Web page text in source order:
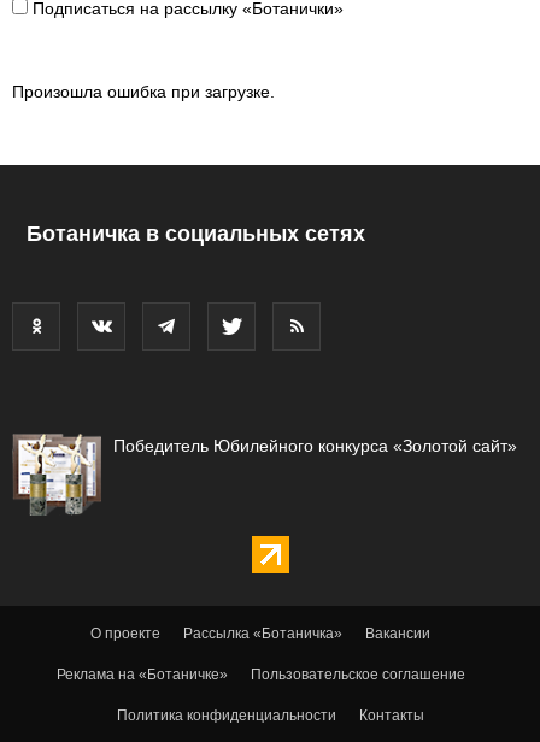
Подписаться на рассылку «Ботанички»
Произошла ошибка при загрузке.
Ботаничка в социальных сетях
Победитель Юбилейного конкурса «Золотой сайт»
О проекте Рассылка «Ботаничка» Вакансии
Реклама на «Ботаничке» Пользовательское соглашение
Политика конфиденциальности Контакты